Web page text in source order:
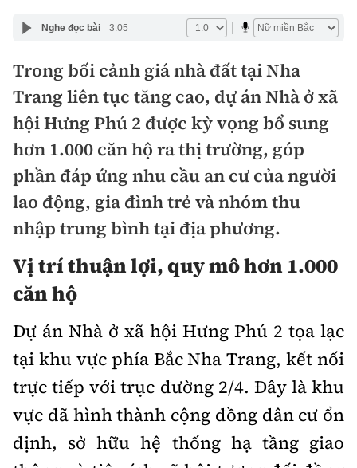
Nhà đầu tư
Doanh nghiệp
Doanh nhân
Thị trường
Điểm tin
Mua bán
Giới thiệu dự án
Dự án
Chung cư
Đất nền
Nhà ở xã hội
Nội thất - ngoại thất
Xu hướng tiêu dùng
Kiến trúc phong thủy
Tư vấn
Video
Multimedia
Emagazine
Sách Vận tải Sách Nhà thầu
Nghe đọc bài 3:05
Trong bối cảnh giá nhà đất tại Nha
Trang liên tục tăng cao, dự án Nhà ở xã
hội Hưng Phú 2 được kỳ vọng bổ sung
hơn 1.000 căn hộ ra thị trường, góp
phần đáp ứng nhu cầu an cư của người
lao động, gia đình trẻ và nhóm thu
nhập trung bình tại địa phương.
Vị trí thuận lợi, quy mô hơn 1.000
căn hộ
Dự án Nhà ở xã hội Hưng Phú 2 tọa lạc
tại khu vực phía Bắc Nha Trang, kết nối
trực tiếp với trục đường 2/4. Đây là khu
vực đã hình thành cộng đồng dân cư ổn
định, sở hữu hệ thống hạ tầng giao